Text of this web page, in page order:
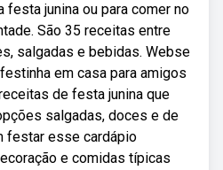
junina ou para comer no
São 35 receitas entre
salgadas e bebidas. Webse
em casa para amigos
de festa junina que
salgadas, doces e de
festar esse cardápio
e comidas típicas